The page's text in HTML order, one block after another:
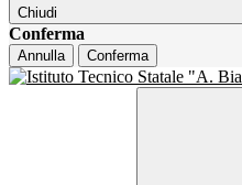
Chiudi
Conferma
Annulla Conferma